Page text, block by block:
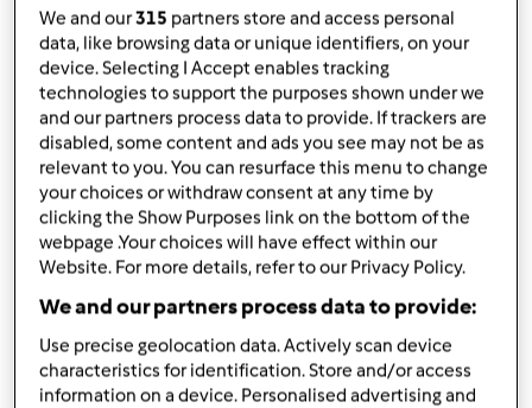
komentarze
Anonim
(niezweryfikowany)
śr., 11/20/2019 - 01:04
troche porad w sprawie odchudzania znajdziesz tu :
https://euphorer.com/pl/vanefist-neoSą różne sposoby,
warto wiedziec
We and our315 partners store and access personal
data, like browsing data or unique identifiers, on your
device. Selecting I Accept enables tracking
technologies to support the purposes shown under we
and our partners process data to provide. If trackers are
disabled, some content and ads you see may not be as
relevant to you. You can resurface this menu to change
your choices or withdraw consent at any time by
clicking the Show Purposes link on the bottom of the
webpage .Your choices will have effect within our
Website. For more details, refer to our Privacy Policy.
We and our partners process data to provide:
Use precise geolocation data. Actively scan device
characteristics for identification. Store and/or access
information on a device. Personalised advertising and